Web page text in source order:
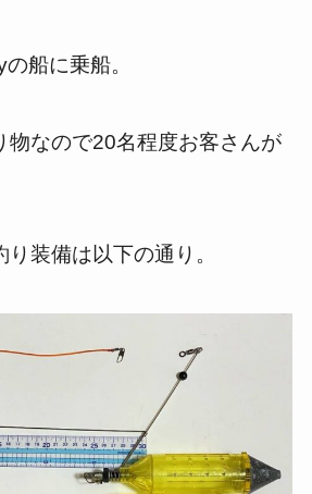
船に乗船。
物なので20名程度お客さんが
装備は以下の通り。